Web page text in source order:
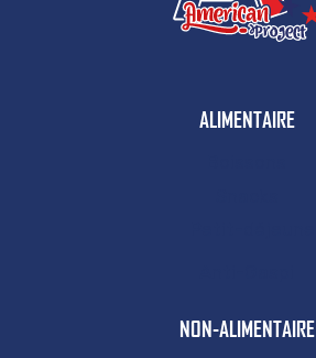
ALIMENTAIRE
NON-ALIMENTAIRE